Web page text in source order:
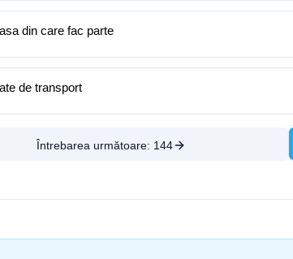
din care fac parte
de transport
Întrebarea următoare: 144